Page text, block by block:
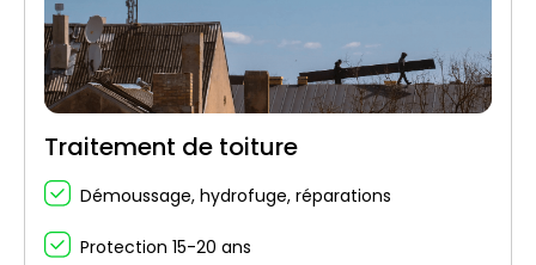
Traitement de toiture
Démoussage, hydrofuge, réparations
Protection 15-20 ans